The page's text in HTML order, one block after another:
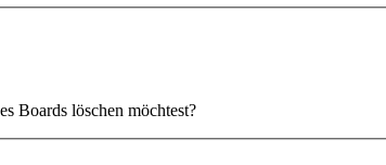
Boards löschen möchtest?